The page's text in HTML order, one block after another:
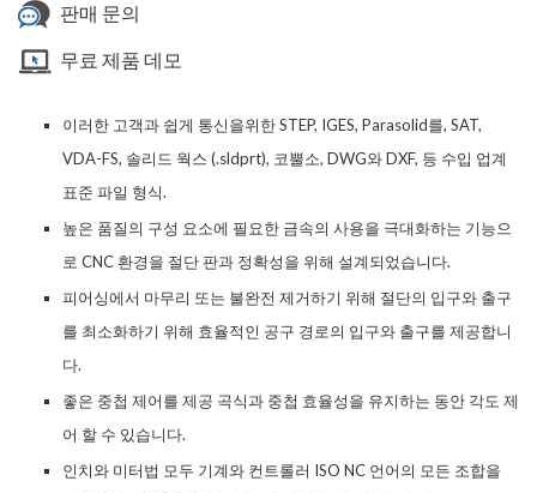
판매 문의
무료 제품 데모
이러한 고객과 쉽게 통신을위한 STEP, IGES, Parasolid를, SAT,
VDA-FS, 솔리드 웍스 (.sldprt), 코뿔소, DWG와 DXF, 등 수입 업계
표준 파일 형식.
높은 품질의 구성 요소에 필요한 금속의 사용을 극대화하는 기능으
로 CNC 환경을 절단 판과 정확성을 위해 설계되었습니다.
피어싱에서 마무리 또는 불완전 제거하기 위해 절단의 입구와 출구
를 최소화하기 위해 효율적인 공구 경로의 입구와 출구를 제공합니
다.
좋은 중첩 제어를 제공 곡식과 중첩 효율성을 유지하는 동안 각도 제
어 할 수 있습니다.
인치와 미터법 모두 기계와 컨트롤러 ISO NC 언어의 모든 조합을